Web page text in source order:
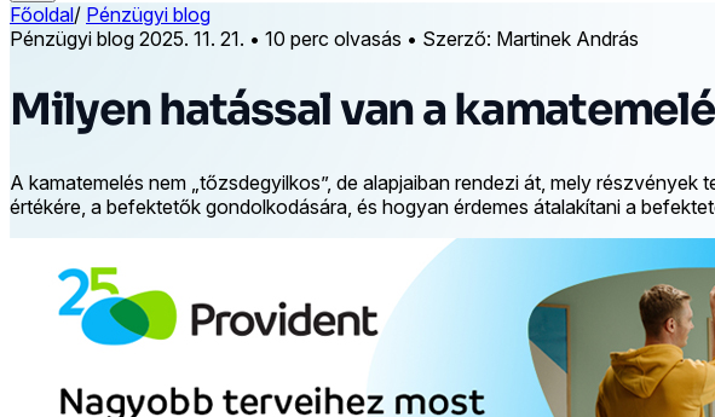
Főoldal/ Pénzügyi blog
Pénzügyi blog 2025. 11. 21. • 10 perc olvasás • Szerző: Martinek András
Milyen hatással van a
A kamatemelés nem „tőzsdegyilkos”, de alapjaiban rendezi át, mely
értékére, a befektetők gondolkodására, és hogyan érdemes átalakítani a